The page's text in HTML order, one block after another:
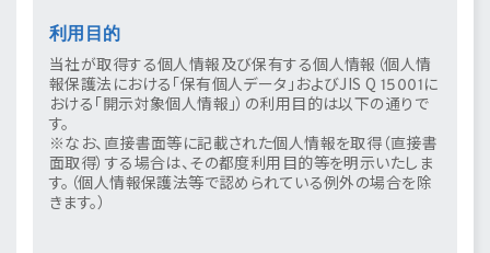
利用目的
当社が取得する個人情報及び保有する個人情報（個人情
報保護法における「保有個人データ」およびJIS Q 15001に
おける「開示対象個人情報」）の利用目的は以下の通りで
す。
※なお、直接書面等に記載された個人情報を取得（直接書
面取得）する場合は、その都度利用目的等を明示いたしま
す。（個人情報保護法等で認められている例外の場合を除
きます。）